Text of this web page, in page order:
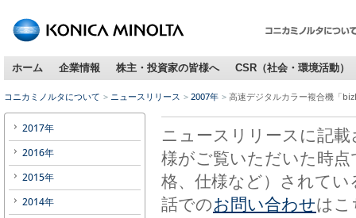
ホーム 企業情報 株主・投資家の皆様へ CSR（社会・環境活動）
コニカミノルタについて ニュースリリース 2007年 高速デジタルカラー複合機「
ニュースリリースに記
様がご覧いただいた時
格、仕様など）されて
話でのお問い合わせは
2017年
2016年
2015年
2014年